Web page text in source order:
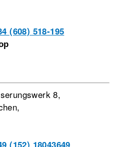
(608) 518-195
8,
(152) 18043649